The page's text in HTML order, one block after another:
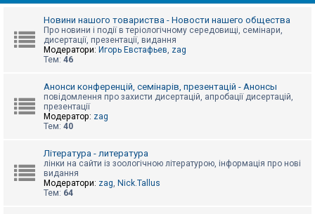
и
т
П
Новини нашого товариства - Новости нашего общества
Про новини і події в теріологічному середовищі, семінари,
дисертації, презентації, видання
Модератори: Игорь Евстафьев, zag
Тем: 46
Анонси конференцій, семінарів, презентацій - Анонсы
повідомлення про захисти дисертацій, апробації дисертацій,
презентації
Модератор: zag
Тем: 40
Література - литература
лінки на сайти із зоологічною літературою, інформація про нові
видання
Модератори: zag, Nick.Tallus
Тем: 64